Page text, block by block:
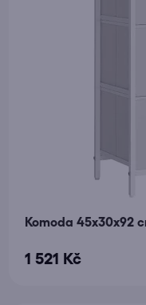
Komoda 45x30x92
1 521 Kč